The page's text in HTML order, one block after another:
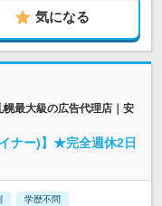
気になる
最大級の広告代理店｜安
ナー)】★完全週休2日
学歴不問